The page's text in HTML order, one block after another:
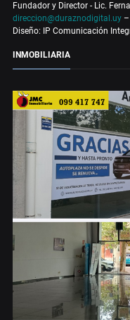
Fundador y Director - Lic.
direccion@duraznodigital.uy
Diseño: IP Comunicación
INMOBILIARIA